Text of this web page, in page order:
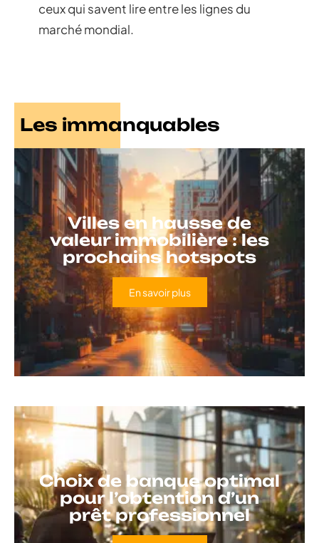
ceux qui savent lire entre les lignes du
marché mondial.
Les immanquables
Villes en hausse de
valeur immobilière : les
prochains hotspots
En savoir plus
Choix de banque optimal
pour l’obtention d’un
prêt professionnel